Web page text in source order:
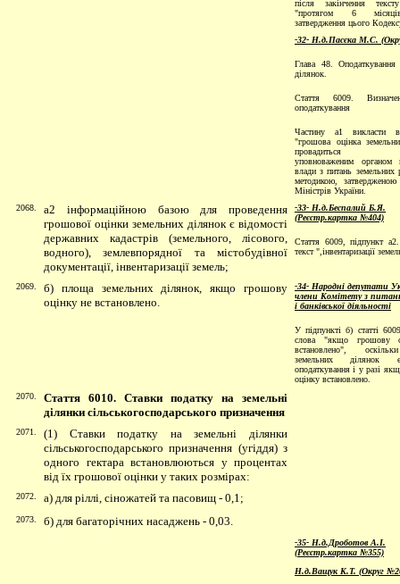
після закінчення
"протягом 6
затвердження цього
-32- Н.д.Пасєка М.С.
Глава 48. Оподаткування
дiлянок.
Стаття 6009.
оподаткування
Частину а1 викласти
"грошова оцiнка
провадиться
уповноваженим органом
влади з питань земельних
методикою,
Мiнiстрiв України.
2068.
а2 інформаційною базою для проведення
грошової оцінки земельних ділянок є відомості
державних кадастрів (земельного, лісового,
водного), землевпорядної та містобудівної
документації, інвентаризації земель;
-33- Н.д.Беспалий Б.Я.
(Реєстр.картка №404)
Стаття 6009, підпункт
текст ",інвентаризації
2069.
б) площа земельних ділянок, якщо грошову
оцінку не встановлено.
-34- Народні депутати
члени Комітету з
і банківської діяльності
У підпункті б) статті
слова "якщо грошову
встановлено",
земельних ділянок
оподаткування і у разі
оцінку встановлено.
2070.
Стаття 6010. Ставки податку на земельні
ділянки сільськогосподарського призначення
2071.
(1) Ставки податку на земельні ділянки
сільськогосподарського призначення (угіддя) з
одного гектара встановлюються у процентах
від їх грошової оцінки у таких розмірах:
2072. а) для ріллі, сіножатей та пасовищ - 0,1;
2073. б) для багаторічних насаджень - 0,03.
-35- Н.д.Дроботов А.І.
(Реєстр.картка №355)
Н.д.Ващук К.Т. (Округ